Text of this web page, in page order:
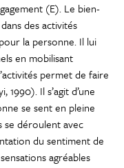
(E). Le bien-
des activités
la personne. Il lui
en mobilisant
permet de faire
1990). Il s’agit d’une
se sent en pleine
se déroulent avec
du sentiment de
agréables